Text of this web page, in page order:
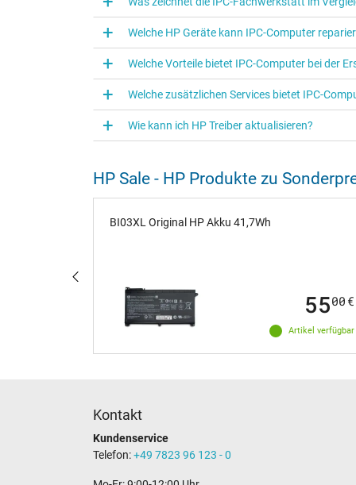
Welche HP Geräte kann IPC‑Computer
Welche Vorteile bietet IPC-Computer bei der
Welche zusätzlichen Services bietet IPC-
Wie kann ich HP Treiber aktualisieren?
HP Sale - HP Produkte zu
BI03XL Original HP Akku 41,7Wh
Artikel verfügbar
5500 €
Kontakt
Kundenservice
Telefon:+49 7823 96 123 - 0